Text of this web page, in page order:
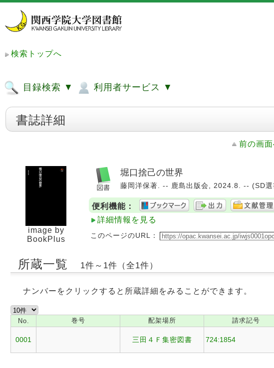
検索トップへ
目録検索 ▼ 利用者サービス ▼
書誌詳細
前の画
image by
BookPlus
堀口捨己の世界
藤岡洋保著. -- 鹿島出版会, 2024.8. -- (SD
便利機能：
詳細情報を見る
このページのURL：
所蔵一覧 1件～1件（全1件）
ナンバーをクリックすると所蔵詳細をみることができます。
No. 巻号 配架場所 請求記号
0001 三田４Ｆ集密図書 724:1854